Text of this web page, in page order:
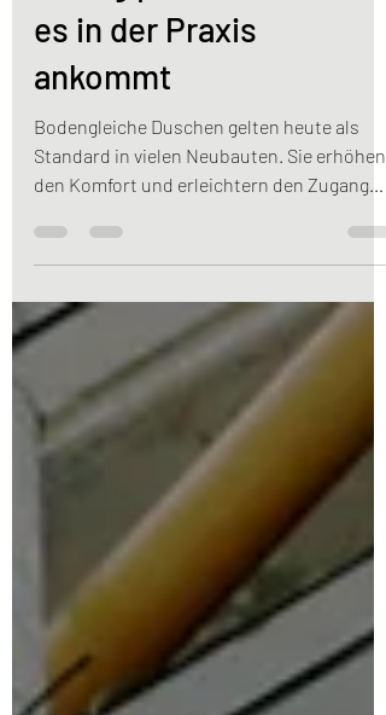
Bodengleiche Dusche
richtig planen – worauf
es in der Praxis
ankommt
Standard in vielen Neubauten. Sie erhöhen
den Komfort und erleichtern den Zugang
zum Duschbereich. Dennoch zeigt die
Praxis, dass eine bodengleiche Dusche
allein noch keine barrierefreie Lösung
darstellt. Erst das Zusammenspiel aus
Bewegungsflächen, Entwässerung,
Ausstattung und Erreichbarkeit
entscheidet darüber, ob die Dusche
langfristig sicher und komfortabel genutzt
werden kann. Worum geht es in diesem
Beitrag? In diesem Beitrag erfah